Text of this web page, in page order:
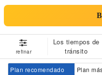
refinar
Los tiempos de
tránsito
Plan recomendado Plan